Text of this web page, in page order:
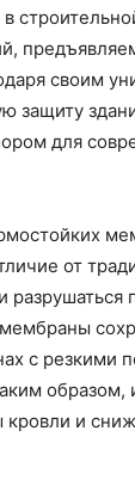
своим
для
от
с резкими
образом,
и